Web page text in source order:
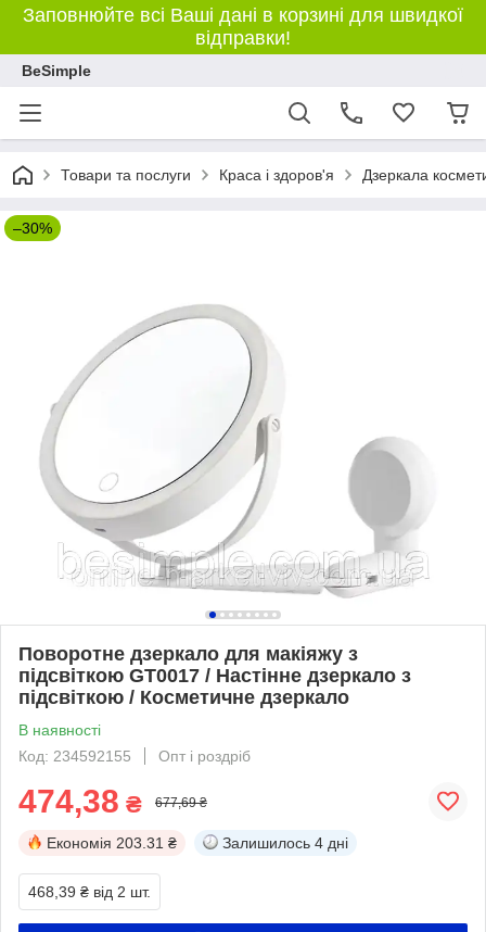
Заповнюйте всі Ваші дані в корзині для швидкої
відправки!
BeSimple
Товари та послуги Краса і здоров'я Дзеркала
–30%
Поворотне дзеркало для макіяжу з
підсвіткою GT0017 / Настінне дзеркало з
підсвіткою / Косметичне дзеркало
В наявності
Код: 234592155
Опт і роздріб
474,38 ₴ 677,69 ₴
Економія 203.31 ₴ Залишилось 4 дні
468,39 ₴ від 2 шт.